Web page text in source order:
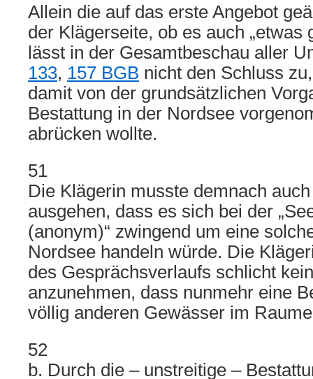
Allein die auf das erste Angebot
der Klägerseite, ob es auch „etwas
lässt in der Gesamtbeschau aller
133, 157 BGB nicht den Schluss
damit von der grundsätzlichen
Bestattung in der Nordsee
abrücken wollte.
51
Die Klägerin musste demnach
ausgehen, dass es sich bei der
(anonym)“ zwingend um eine
Nordsee handeln würde. Die
des Gesprächsverlaufs schlicht
anzunehmen, dass nunmehr eine
völlig anderen Gewässer im
52
b. Durch die – unstreitige –